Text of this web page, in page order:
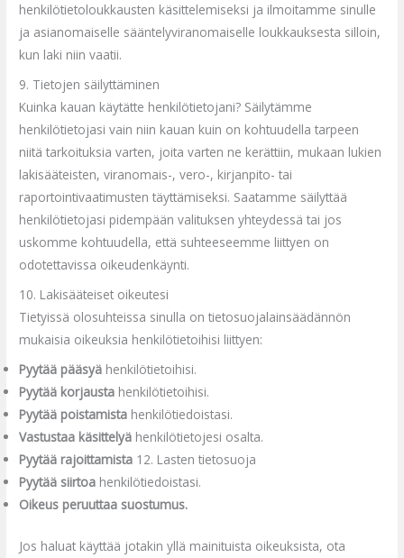
henkilötietoloukkausten käsittelemiseksi ja ilmoitamme sinulle
ja asianomaiselle sääntelyviranomaiselle loukkauksesta silloin,
kun laki niin vaatii.
9. Tietojen säilyttäminen
Kuinka kauan käytätte henkilötietojani? Säilytämme
henkilötietojasi vain niin kauan kuin on kohtuudella tarpeen
niitä tarkoituksia varten, joita varten ne kerättiin, mukaan lukien
lakisääteisten, viranomais-, vero-, kirjanpito- tai
raportointivaatimusten täyttämiseksi. Saatamme säilyttää
henkilötietojasi pidempään valituksen yhteydessä tai jos
uskomme kohtuudella, että suhteeseemme liittyen on
odotettavissa oikeudenkäynti.
10. Lakisääteiset oikeutesi
Tietyissä olosuhteissa sinulla on tietosuojalainsäädännön
mukaisia oikeuksia henkilötietoihisi liittyen:
Pyytää pääsyä henkilötietoihisi.
Pyytää korjausta henkilötietoihisi.
Pyytää poistamista henkilötiedoistasi.
Vastustaa käsittelyä henkilötietojesi osalta.
Pyytää rajoittamista 12. Lasten tietosuoja
Pyytää siirtoa henkilötiedoistasi.
Oikeus peruuttaa suostumus.
Jos haluat käyttää jotakin yllä mainituista oikeuksista, ota